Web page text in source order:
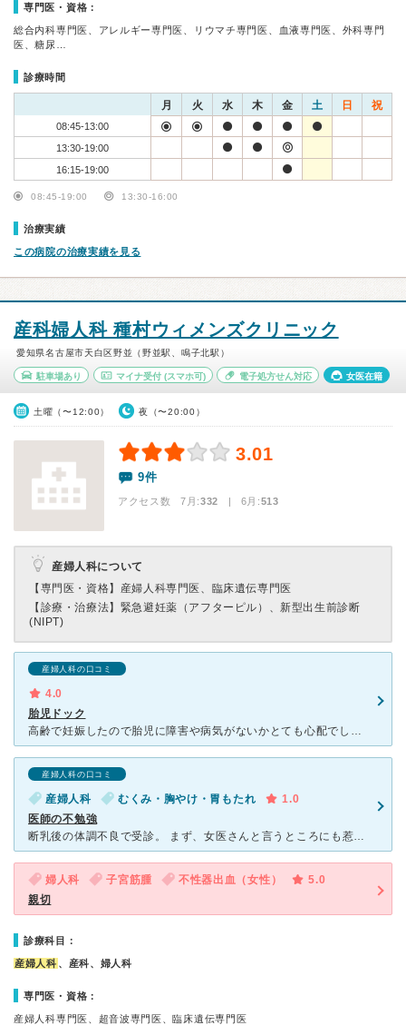
専門医・資格：
総合内科専門医、アレルギー専門医、リウマチ専門医、血液専門医、外科専門
医、糖尿…
診療時間
月 火 水 木 金 土 日 祝
08:45-13:00
13:30-19:00
16:15-19:00
08:45-19:00 13:30-16:00
治療実績
この病院の治療実績を見る
産科婦人科 種村ウィメンズクリニック
愛知県名古屋市天白区野並（野並駅、鳴子北駅）
駐車場あり マイナ受付(スマホ可) 電子処方せん対応 女医在籍
土曜（〜12:00） 夜（〜20:00）
3.01
9件
アクセス数 7月:332 | 6月:513
産婦人科について
【専門医・資格】 産婦人科専門医、臨床遺伝専門医
【診療・治療法】 緊急避妊薬（アフターピル）、新型出生前診断
(NIPT)
産婦人科の口コミ
4.0
胎児ドック
高齢で妊娠したので胎児に障害や病気がないかとても心配でした。羊水検査・NIPT・クアトロテスト等検討しましたが、流産等のリスクが無く細かくエコーを見て内臓に欠陥がないかや胎児の様子から障害の有無の確率
産婦人科の口コミ
産婦人科 むくみ・胸やけ・胃もたれ
1.0
医師の不勉強
断乳後の体調不良で受診。 まず、女医さんと言うところにも惹かれて受診したものの、結構キツイ感じの方で、ネットでは患者さんに寄り添った…のような事が書いてあったので、それにも惹かれたし、授乳婦への漢方
婦人科 子宮筋腫 不性器出血（女性）
5.0
親切
診療科目：
産婦人科 、産科、婦人科
専門医・資格：
産婦人科専門医、超音波専門医、臨床遺伝専門医